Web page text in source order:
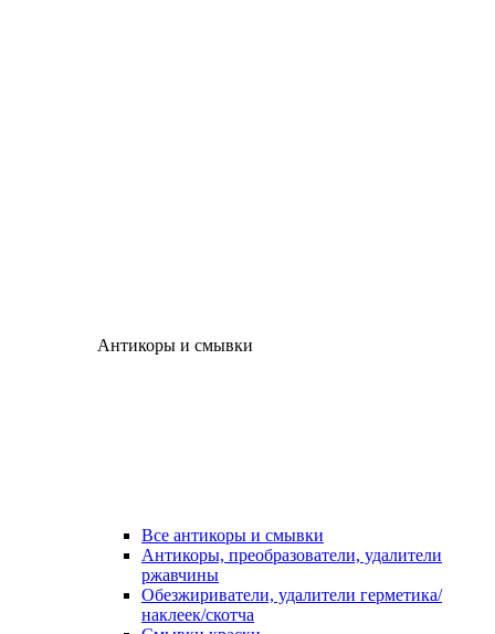
Антикоры и смывки
Все антикоры и смывки
Антикоры, преобразователи, удалители
ржавчины
Обезжириватели, удалители герметика/
наклеек/скотча